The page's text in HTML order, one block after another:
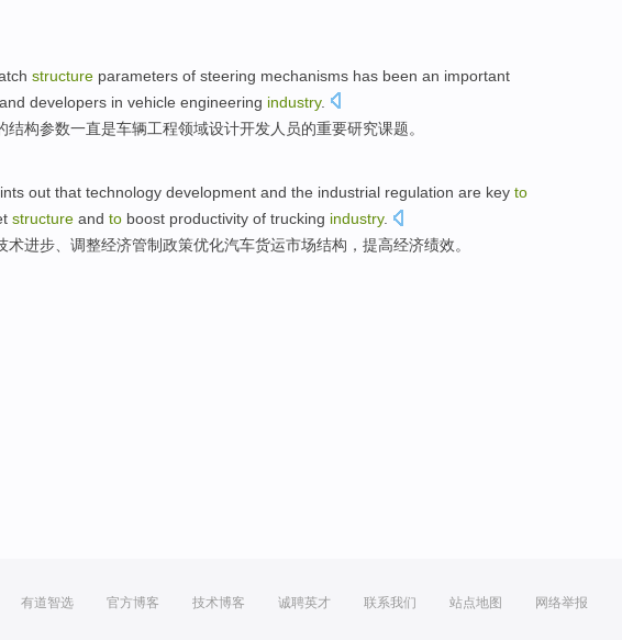
structure parameters of steering mechanisms has been an important
and developers in vehicle engineering industry.
结构参数一直是车辆工程领域设计开发人员的重要研究课题。
out that technology development and the industrial regulation are key to
structure and to boost productivity of trucking industry.
术进步、调整经济管制政策优化汽车货运市场结构 ，提高经济绩效。
有道智选 官方博客 技术博客 诚聘英才 联系我们 站点地图 网络举报